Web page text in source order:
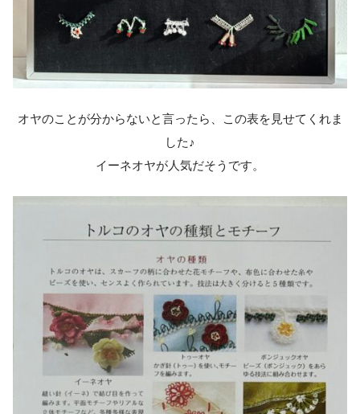
オヤのことが分からないと言ったら、この表を見せてくれま
した♪
イーネオヤが人気だそうです。